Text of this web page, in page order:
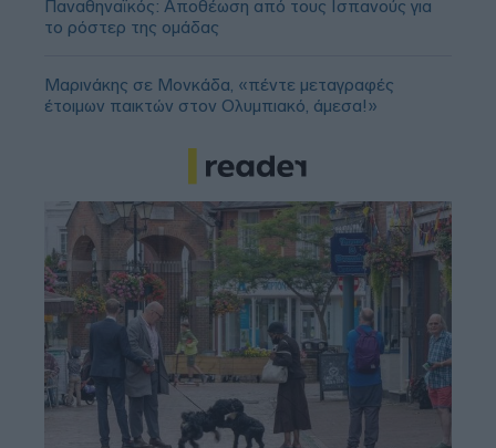
Παναθηναϊκός: Αποθέωση από τους Ισπανούς για
το ρόστερ της ομάδας
Μαρινάκης σε Μονκάδα, «πέντε μεταγραφές
έτοιμων παικτών στον Ολυμπιακό, άμεσα!»